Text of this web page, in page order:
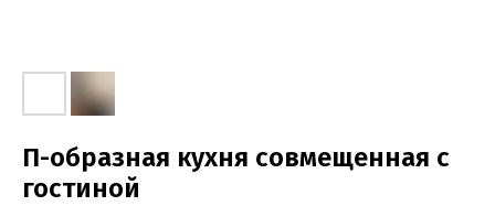
П-образная кухня совмещенная с
гостиной